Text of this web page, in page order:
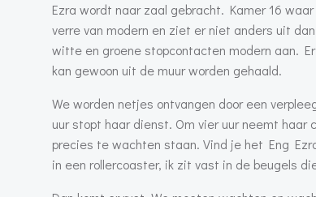
Ezra wordt naar zaal gebracht. Kamer 16
verre van modern en ziet er niet anders uit
witte en groene stopcontacten modern aan.
kan gewoon uit de muur worden gehaald.
We worden netjes ontvangen door een
uur stopt haar dienst. Om vier uur neemt
precies te wachten staan. Vind je het Eng
in een rollercoaster, ik zit vast in de beugels